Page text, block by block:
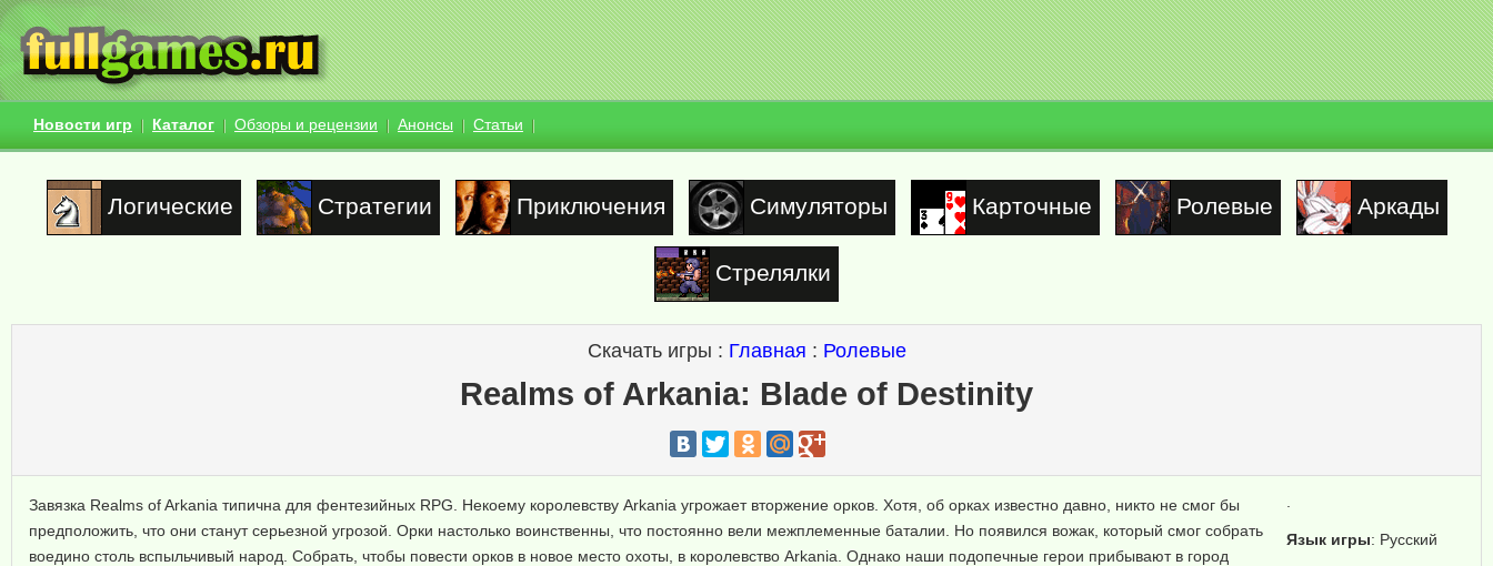
Новости игр Каталог Обзоры и рецензии Анонсы Статьи
Логические Стратегии Приключения Симуляторы Карточные Ролевые Аркады
Стрелялки
Скачать игры : Главная : Ролевые
Realms of Arkania: Blade of Destinity
Язык игры: Русский
Завязка Realms of Arkania типична для фентезийных RPG. Некоему королевству Arkania угрожает вторжение орков. Хотя, об орках известно давно, никто не смог бы
предположить, что они станут серьезной угрозой. Орки настолько воинственны, что постоянно вели межплеменные баталии. Но появился вожак, который смог собрать
воедино столь вспыльчивый народ. Собрать, чтобы повести орков в новое место охоты, в королевство Arkania. Однако наши подопечные герои прибывают в город